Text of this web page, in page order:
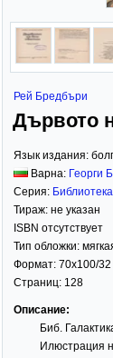
Рей Бредбъри
Дървото
Язык издания:
Варна: Георги
Серия:
Тираж: не указан
ISBN отсутствует
Тип обложки:
Формат: 70x100/32
Страниц: 128
Описание:
Биб.
Илюстрация